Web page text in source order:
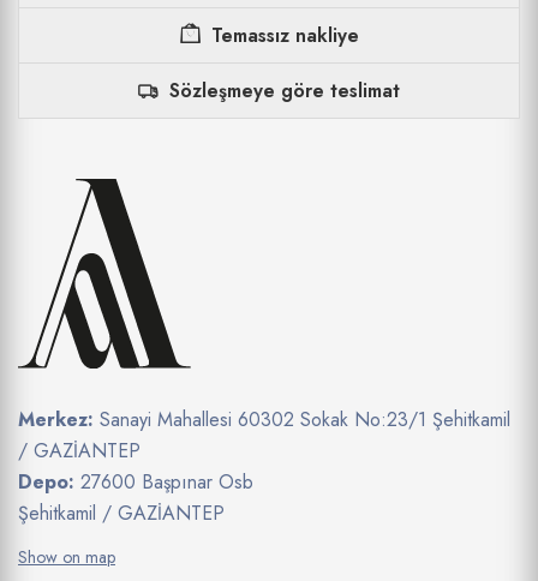
Temassız nakliye
Sözleşmeye göre teslimat
Merkez: Sanayi Mahallesi 60302 Sokak No:23/1 Şehitkamil
/ GAZİANTEP
Depo: 27600 Başpınar Osb
Şehitkamil / GAZİANTEP
Show on map